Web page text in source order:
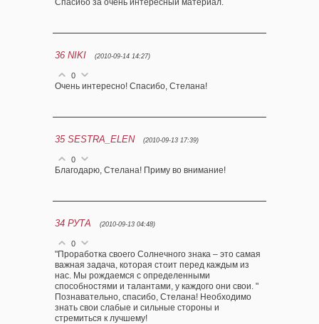
Спасибо за очень интересный материал.
36 NIKI (2010-09-14 14:27)
0
Очень интересно! Спасибо, Стелана!
35 SESTRA_ELEN (2010-09-13 17:39)
0
Благодарю, Стелана! Приму во внимание!
34 РУТА (2010-09-13 04:48)
0
"Проработка своего Солнечного знака – это самая
важная задача, которая стоит перед каждым из
нас. Мы рождаемся с определенными
способностями и талантами, у каждого они свои. "
Познавательно, спасибо, Стелана! Необходимо
знать свои слабые и сильные стороны и
стремиться к лучшему!